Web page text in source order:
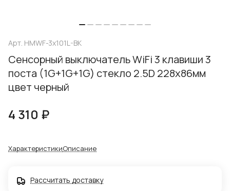
Арт. HMWF-3x101L-BK
Сенсорный выключатель WiFi 3 клавиши 3
поста (1G+1G+1G) стекло 2.5D 228х86мм
цвет черный
4 310 ₽
ХарактеристикиОписание
Рассчитать доставку